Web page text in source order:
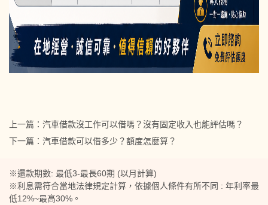
上一篇： 汽車借款沒工作可以借嗎？沒有固定收入也能評估嗎？
下一篇： 汽車借款可以借多少？額度怎麼算？
※還款期數: 最低3-最長60期 (以月計算)
※利息需符合當地法律規定計算，依據個人條件有所不同 : 年利率最
低12%~最高30%。